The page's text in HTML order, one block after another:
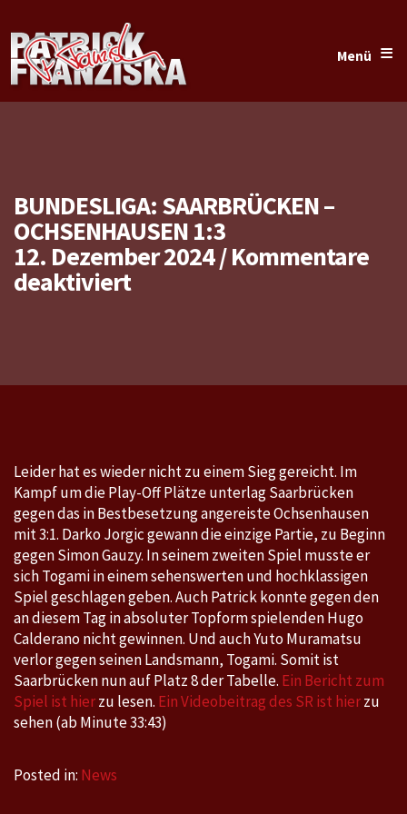
Menü ≡
BUNDESLIGA: SAARBRÜCKEN –
OCHSENHAUSEN 1:3
12. Dezember 2024/Kommentare
deaktiviertfür
Ochsenhausen
Leider hat es wieder nicht zu einem Sieg gereicht. Im
Kampf um die Play-Off Plätze unterlag Saarbrücken
gegen das in Bestbesetzung angereiste Ochsenhausen
mit 3:1. Darko Jorgic gewann die einzige Partie, zu Beginn
gegen Simon Gauzy. In seinem zweiten Spiel musste er
sich Togami in einem sehenswerten und hochklassigen
Spiel geschlagen geben. Auch Patrick konnte gegen den
an diesem Tag in absoluter Topform spielenden Hugo
Calderano nicht gewinnen. Und auch Yuto Muramatsu
verlor gegen seinen Landsmann, Togami. Somit ist
Saarbrücken nun auf Platz 8 der Tabelle. Ein Bericht zum
Spiel ist hierzu lesen. Ein Videobeitrag des SR ist hierzu
sehen (ab Minute 33:43)
Posted in: News